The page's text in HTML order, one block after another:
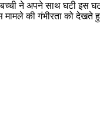
बच्ची ने अपने साथ घटी इस
मामले की गंभीरता को